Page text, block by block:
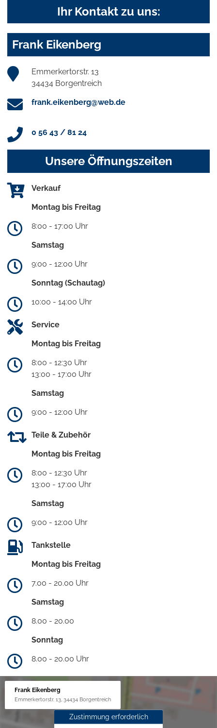
Ihr Kontakt zu uns:
Frank Eikenberg
Emmerkertorstr. 13
34434 Borgentreich
frank.eikenberg@web.de
0 56 43 / 81 24
Unsere Öffnungszeiten
Verkauf
Montag bis Freitag
8:00 - 17:00 Uhr
Samstag
9:00 - 12:00 Uhr
Sonntag (Schautag)
10:00 - 14:00 Uhr
Service
Montag bis Freitag
8:00 - 12:30 Uhr
13:00 - 17:00 Uhr
Samstag
9:00 - 12:00 Uhr
Teile & Zubehör
Montag bis Freitag
8:00 - 12:30 Uhr
13:00 - 17:00 Uhr
Samstag
9:00 - 12:00 Uhr
Tankstelle
Montag bis Freitag
7.00 - 20.00 Uhr
Samstag
8.00 - 20.00
Sonntag
8.00 - 20.00 Uhr
Frank Eikenberg
Emmerkertorstr. 13, 34434 Borgentreich
Zustimmung erforderlich